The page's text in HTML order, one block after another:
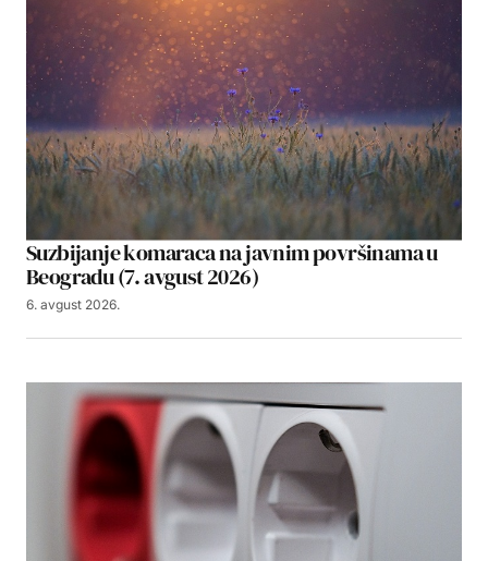
Suzbijanje komaraca na javnim površinama u
Beogradu (7. avgust 2026)
6. avgust 2026.